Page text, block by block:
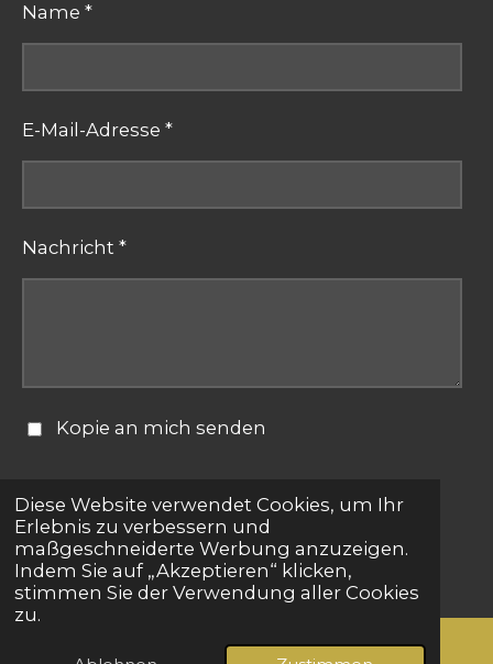
Diese Website verwendet Cookies, um Ihr
Erlebnis zu verbessern und
maßgeschneiderte Werbung anzuzeigen.
Indem Sie auf „Akzeptieren“ klicken,
stimmen Sie der Verwendung aller Cookies
zu.
Name *
E-Mail-Adresse *
Nachricht *
Kopie an mich senden
Formular absenden
© 2025 - 2026 bestepartnersuche.net